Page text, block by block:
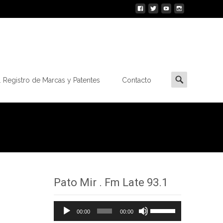
Registro de Marcas y Patentes Contacto
Buscar
por:
Pato Mir . Fm Late 93.1
Reproductor
00:00 00:00
Utiliza
las